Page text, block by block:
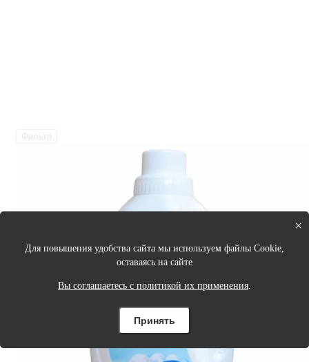
×
Для повышения удобства сайта мы используем файлы Cookie,
оставаясь на сайте
Вы соглашаетесь с политикой их применения.
Принять